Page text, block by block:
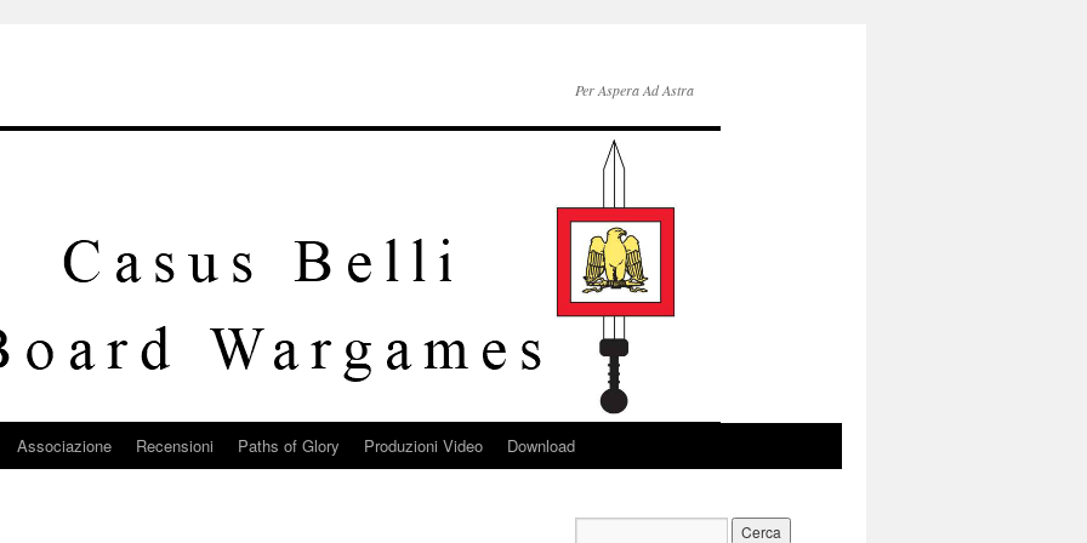
Per Aspera Ad Astra
Associazione Recensioni Paths of Glory Produzioni Video Download